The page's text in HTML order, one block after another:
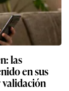
las
en sus
validación